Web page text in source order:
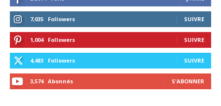
7,035 Followers SUIVRE
1,004 Followers SUIVRE
4,483 Followers SUIVRE
3,574 Abonnés S'ABONNER